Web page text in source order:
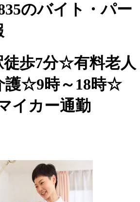
のバイト・パー
徒歩7分☆有料老人
護☆9時～18時☆
イカー通勤